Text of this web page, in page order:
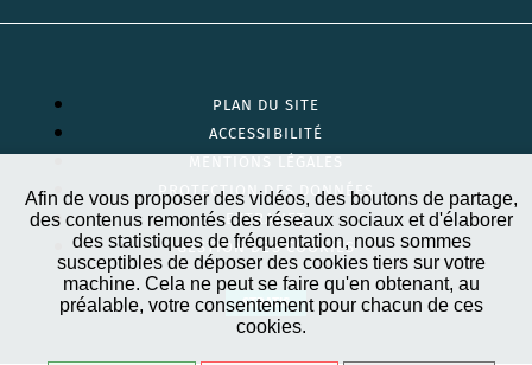
Afin de vous proposer des vidéos, des boutons de partage,
des contenus remontés des réseaux sociaux et d'élaborer
des statistiques de fréquentation, nous sommes
susceptibles de déposer des cookies tiers sur votre
machine. Cela ne peut se faire qu'en obtenant, au
préalable, votre consentement pour chacun de ces
cookies.
PLAN DU SITE
ACCESSIBILITÉ
PROTECTION DES DONNÉES
EXTRANET
GESTION DES COOKIES
STRATIS